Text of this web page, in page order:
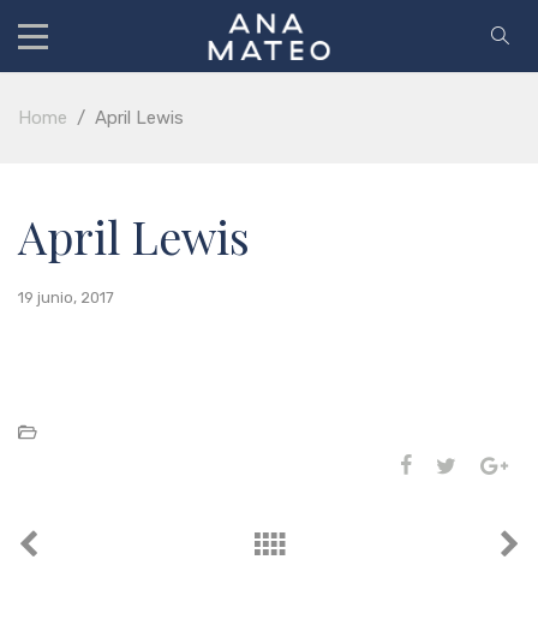
Home / April Lewis
April Lewis
19 junio, 2017